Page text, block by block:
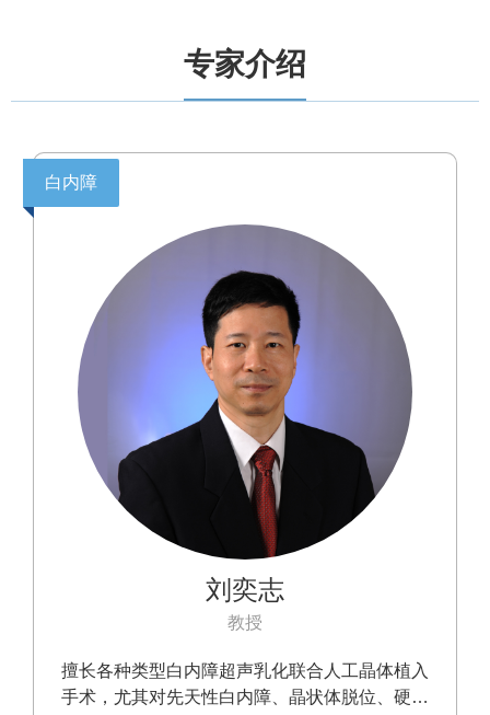
专家介绍
刘奕志
教授
擅长各种类型白内障超声乳化联合人工晶体植入
手术，尤其对先天性白内障、晶状体脱位、硬核
白内障